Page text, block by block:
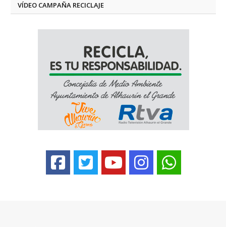
VÍDEO CAMPAÑA RECICLAJE